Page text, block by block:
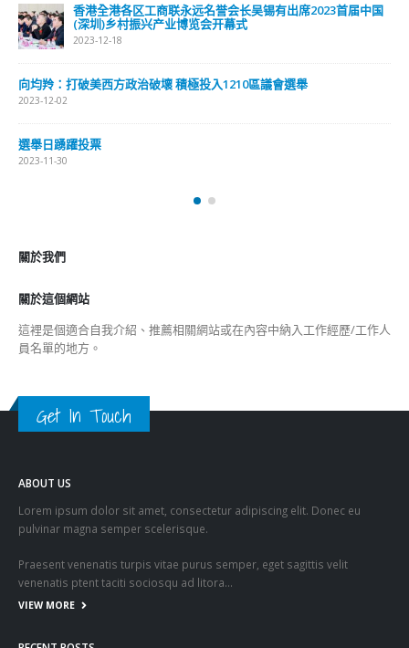
香港全港各区工商联永远名誉会长吴锡有出席2023首届中国
(深圳)乡村振兴产业博览会开幕式
2023-12-18
向均羚：打破美西方政治破壞 積極投入1210區議會選舉
2023-12-02
選舉日踴躍投票
2023-11-30
關於我們
關於這個網站
這裡是個適合自我介紹、推薦相關網站或在內容中納入工作經歷/工作人
員名單的地方。
Get In Touch
ABOUT US
Lorem ipsum dolor sit amet, consectetur adipiscing elit. Donec eu
pulvinar magna semper scelerisque.
Praesent venenatis turpis vitae purus semper, eget sagittis velit
venenatis ptent taciti sociosqu ad litora…
VIEW MORE